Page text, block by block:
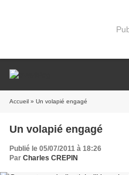
Accueil » Un volapié engagé
Un volapié engagé
Publié le 05/07/2011 à 18:26
Par Charles CREPIN